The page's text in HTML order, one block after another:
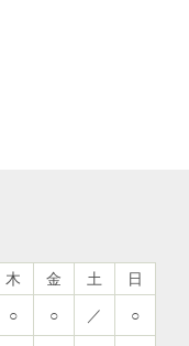
木 金 土 日
○ ○ ／ ○